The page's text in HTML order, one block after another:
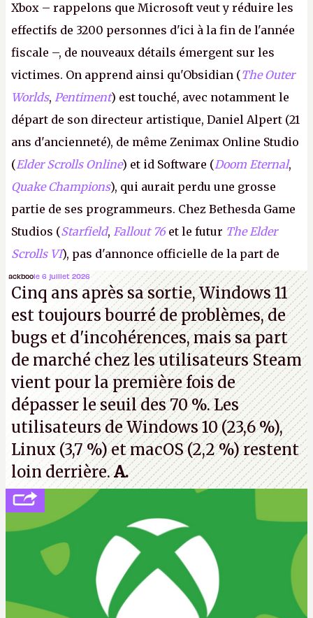
Xbox – rappelons que Microsoft veut y réduire les
effectifs de 3200 personnes d'ici à la fin de l'année
fiscale –, de nouveaux détails émergent sur les
victimes. On apprend ainsi qu'Obsidian (The Outer
Worlds, Pentiment) est touché, avec notamment le
départ de son directeur artistique, Daniel Alpert (21
ans d'ancienneté), de même Zenimax Online Studio
(Elder Scrolls Online) et id Software (Doom Eternal,
Quake Champions), qui aurait perdu une grosse
partie de ses programmeurs. Chez Bethesda Game
Studios (Starfield, Fallout 76 et le futur The Elder
Scrolls VI), pas d'annonce officielle de la part de
Microsoft, mais le syndicat des employés confirme
de nombreux licenciements.A.
ackboole 6 juillet 2026
Cinq ans après sa sortie, Windows 11
est toujours bourré de problèmes, de
bugs et d'incohérences, mais sa part
de marché chez les utilisateurs Steam
vient pour la première fois de
dépasser le seuil des 70 %. Les
utilisateurs de Windows 10 (23,6 %),
Linux (3,7 %) et macOS (2,2 %) restent
loin derrière.A.